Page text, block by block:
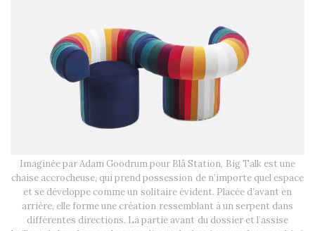
Imaginée par Adam Goodrum pour Blå Station, Big Talk est une
chaise accrocheuse, qui prend possession de n’importe quel espace
et se développe comme un solitaire évident. Placée d’avant en
arrière, elle forme une création ressemblant à un serpent dans
différentes directions. La partie avant du dossier et l’assise